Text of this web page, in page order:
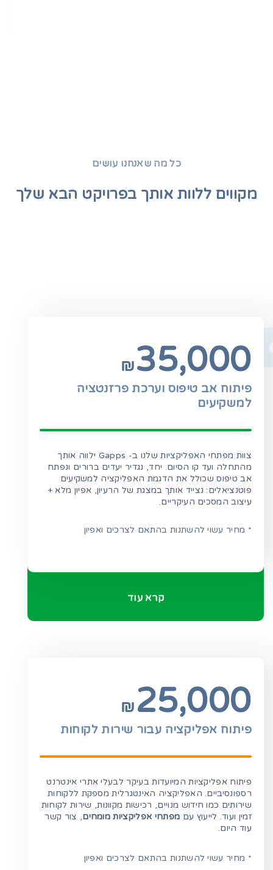
כל מה שאנחנו עושים
מקווים ללוות אותך בפרויקט הבא שלך
₪35,000
פיתוח אב טיפוס וערכת פרזנטציה
למשקיעים
צוות מפתחי האפליקציות שלנו ב- Gapps ילווה אותך
מהתחלה ועד קו הסיום. יחד, נגדיר יעדים ברורים ונפתח
אב טיפוס שכולל את הדגמת האפליקציה למשקיעים
פוטנציאלים: נצייד אותך במצגת של הרעיון, אפיון מלא +
עיצוב המסכים העיקריים.
* מחיר עשוי להשתנות בהתאם לצרכים ואפיון
קרא עוד
₪25,000
פיתוח אפליקציה עבור שירות לקוחות
פיתוח אפליקציות המיועדות בעיקר לבעלי אתרי אינטרנט
רספונסיביים. האפליקציה האינטגרלית מספקת ללקוחות
שירותים כמו חידוש מנויים, רכישות מקוונות, שירות לקוחות
זמין ועוד. לייעוץ עם מפתחי אפליקציות מומחים, צור קשר
עוד היום.
* מחיר עשוי להשתנות בהתאם לצרכים ואפיון